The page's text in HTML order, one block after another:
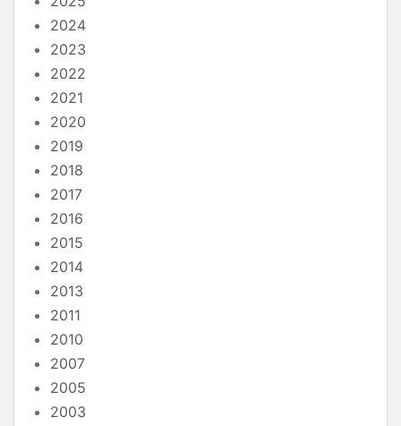
2024
2023
2022
2021
2020
2019
2018
2017
2016
2015
2014
2013
2011
2010
2007
2005
2003